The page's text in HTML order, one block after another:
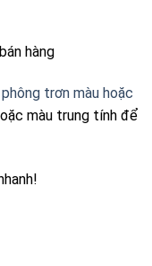
hàng
trơn màu hoặc
màu trung tính để